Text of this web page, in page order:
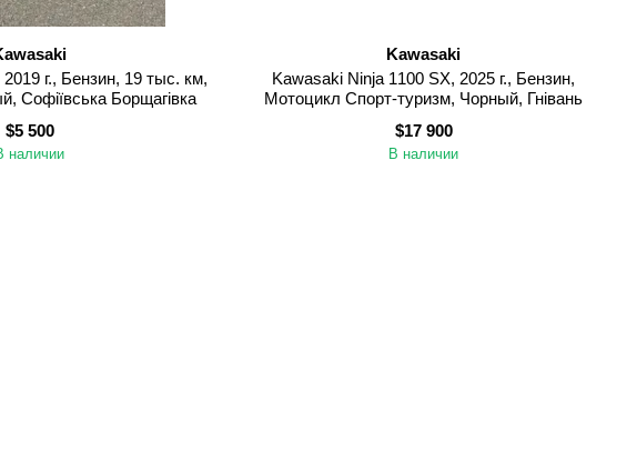
г., Бензин, 19 тыс. км,
Софіївська Борщагівка
$5 500
наличии
Kawasaki
Kawasaki Ninja 1100 SX, 2025 г., Бензин,
Мотоцикл Спорт-туризм, Чорный, Гнівань
$17 900
В наличии